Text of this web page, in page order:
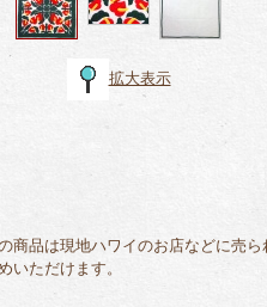
拡大表示
商品は現地ハワイのお店などに売
いただけます。